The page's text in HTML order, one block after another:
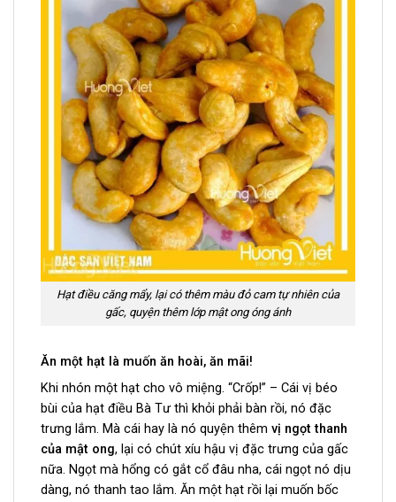
Hạt điều căng mẩy, lại có thêm màu đỏ cam tự nhiên của
gấc, quyện thêm lớp mật ong óng ánh
Ăn một hạt là muốn ăn hoài, ăn mãi!
Khi nhón một hạt cho vô miệng. “Crốp!” – Cái vị béo
bùi của hạt điều Bà Tư thì khỏi phải bàn rồi, nó đặc
trưng lắm. Mà cái hay là nó quyện thêm vị ngọt thanh
của mật ong, lại có chút xíu hậu vị đặc trưng của gấc
nữa. Ngọt mà hổng có gắt cổ đâu nha, cái ngọt nó dịu
dàng, nó thanh tao lắm. Ăn một hạt rồi lại muốn bốc